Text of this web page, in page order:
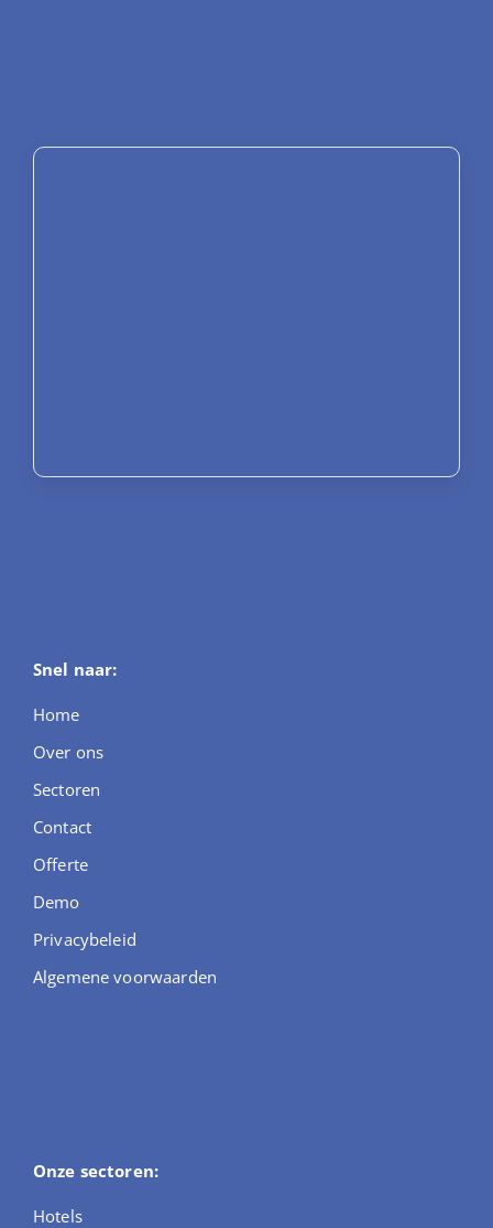
Snel naar:
Home
Over ons
Sectoren
Contact
Offerte
Demo
Privacybeleid
Algemene voorwaarden
Onze sectoren:
Hotels